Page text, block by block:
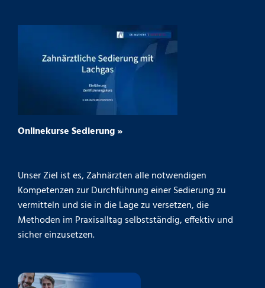
Onlinekurse Sedierung »
Unser Ziel ist es, Zahnärzten alle notwendigen
Kompetenzen zur Durchführung einer Sedierung zu
vermitteln und sie in die Lage zu versetzen, die
Methoden im Praxisalltag selbstständig, effektiv und
sicher einzusetzen.